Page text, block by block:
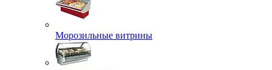
Морозильные витрины